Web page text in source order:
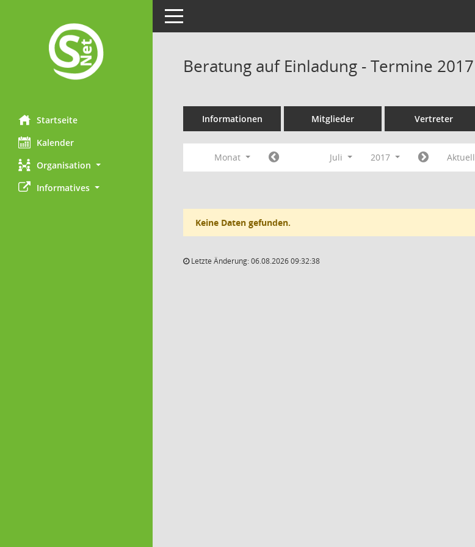
Startseite
Kalender
Organisation
Informatives
Toggle navigation
Beratung auf Einladung - Termine 2017
Informationen Mitglieder Vertreter
Monat Juli 2017 Aktuell
Keine Daten gefunden.
Letzte Änderung: 06.08.2026 09:32:38